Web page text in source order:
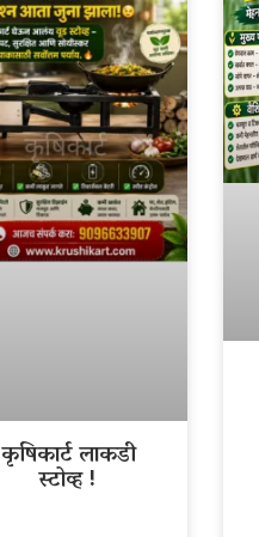
कृषिकार्ट लाकडी
स्टोव्ह !